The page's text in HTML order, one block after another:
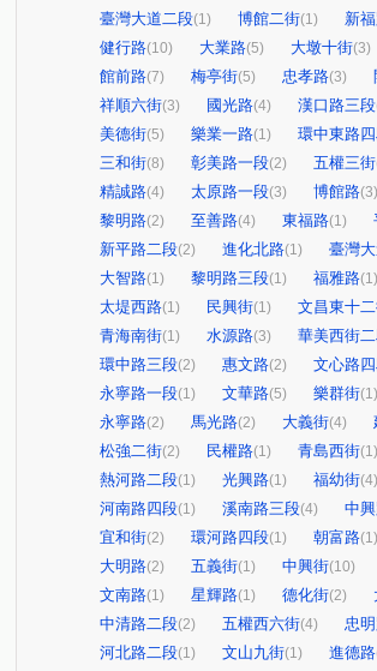
臺灣大道二段(1) 博館二街(1) 新
健行路(10) 大業路(5) 大墩十街(3)
館前路(7) 梅亭街(5) 忠孝路(3)
祥順六街(3) 國光路(4) 漢口路三段
美德街(5) 樂業一路(1) 環中東路
三和街(8) 彰美路一段(2) 五權三街
精誠路(4) 太原路一段(3) 博館路(3)
黎明路(2) 至善路(4) 東福路(1)
新平路二段(2) 進化北路(1) 臺灣
大智路(1) 黎明路三段(1) 福雅路(1)
太堤西路(1) 民興街(1) 文昌東十
青海南街(1) 水源路(3) 華美西街
環中路三段(2) 惠文路(2) 文心路
永寧路一段(1) 文華路(5) 樂群街(1)
永寧路(2) 馬光路(2) 大義街(4)
松強二街(2) 民權路(1) 青島西街(1)
熱河路二段(1) 光興路(1) 福幼街(4)
河南路四段(1) 溪南路三段(4) 中
宜和街(2) 環河路四段(1) 朝富路(1)
大明路(2) 五義街(1) 中興街(10)
文南路(1) 星輝路(1) 德化街(2)
中清路二段(2) 五權西六街(4) 忠
河北路二段(1) 文山九街(1) 進德路